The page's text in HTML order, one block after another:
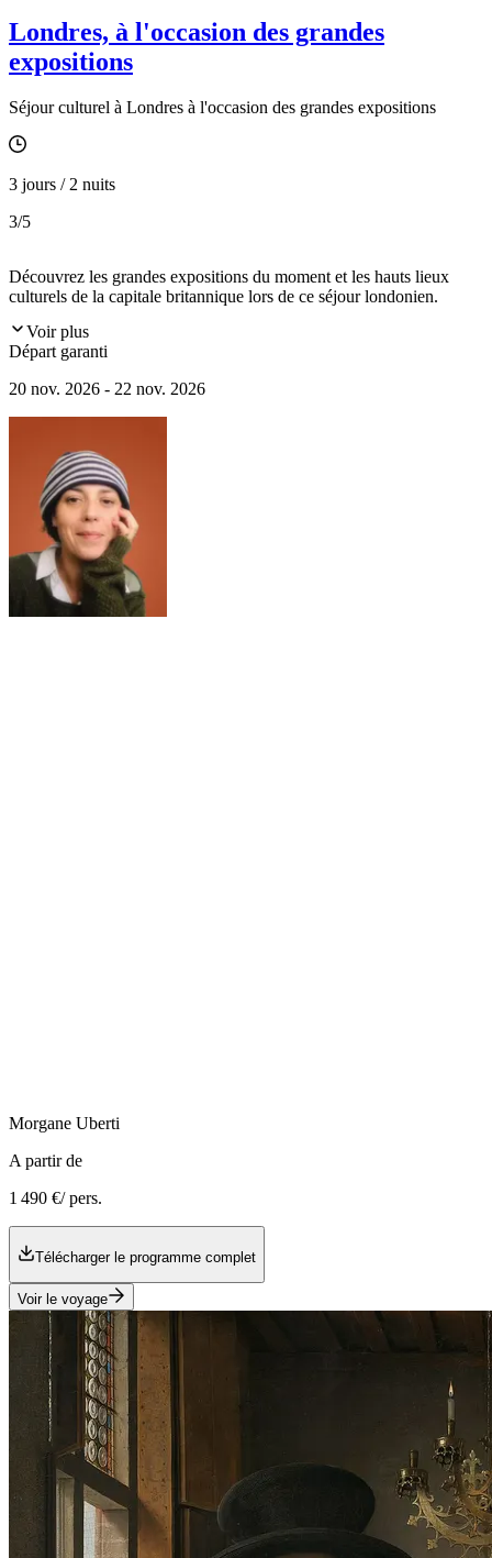
Londres, à l'occasion des grandes
expositions
Séjour culturel à Londres à l'occasion des grandes expositions
3 jours / 2 nuits
3/5
Découvrez les grandes expositions du moment et les hauts lieux
culturels de la capitale britannique lors de ce séjour londonien.
Voir plus
Départ garanti
20 nov. 2026 - 22 nov. 2026
Morgane Uberti
A partir de
1 490 €/ pers.
Télécharger le programme complet
Voir le voyage